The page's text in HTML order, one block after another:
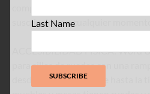
suscripción en cualquier momento.
ACCESIBILIDAD FÍSICA: Word
para sillas de ruedas con una
desde el nivel de la calle hasta la
Last Name